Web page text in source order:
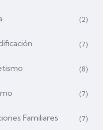
(2)
(7)
(8)
(7)
Familiares (7)